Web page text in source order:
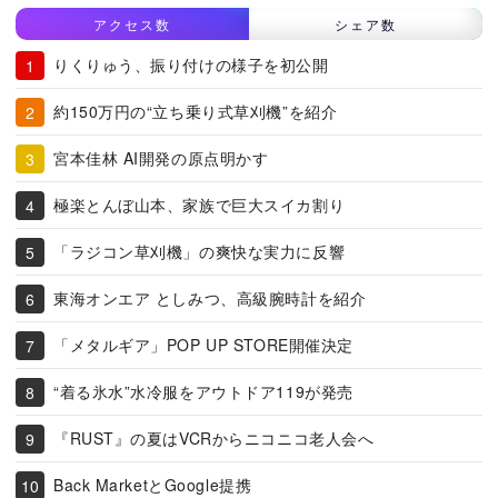
アクセス数 シェア数
りくりゅう、振り付けの様子を初公開
約150万円の“立ち乗り式草刈機”を紹介
宮本佳林 AI開発の原点明かす
極楽とんぼ山本、家族で巨大スイカ割り
「ラジコン草刈機」の爽快な実力に反響
東海オンエア としみつ、高級腕時計を紹介
「メタルギア」POP UP STORE開催決定
“着る氷水”水冷服をアウトドア119が発売
『RUST』の夏はVCRからニコニコ老人会へ
Back MarketとGoogle提携